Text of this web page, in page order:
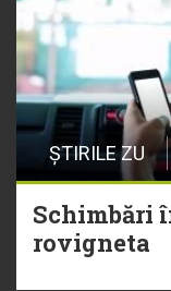
ȘTIRILE ZU
Schimbări
rovigneta